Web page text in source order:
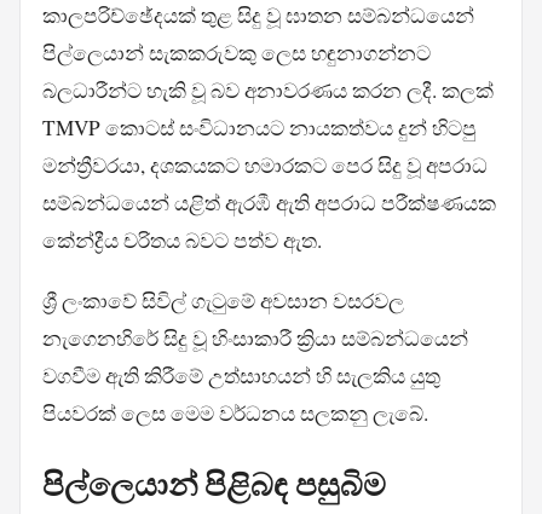
කාලපරිච්ඡේදයක් තුළ සිදු වූ ඝාතන සම්බන්ධයෙන්
පිල්ලෙයාන් සැකකරුවකු ලෙස හඳුනාගන්නට
බලධාරීන්ට හැකි වූ බව අනාවරණය කරන ලදී. කලක්
TMVP කොටස් සංවිධානයට නායකත්වය දුන් හිටපු
මන්ත්‍රීවරයා, දශකයකට හමාරකට පෙර සිදු වූ අපරාධ
සම්බන්ධයෙන් යළිත් ඇරඹී ඇති අපරාධ පරීක්ෂණයක
කේන්ද්‍රීය චරිතය බවට පත්ව ඇත.
ශ්‍රී ලංකාවේ සිවිල් ගැටුමේ අවසාන වසරවල
නැගෙනහිරේ සිදු වූ හිංසාකාරී ක්‍රියා සම්බන්ධයෙන්
වගවීම ඇති කිරීමේ උත්සාහයන් හි සැලකිය යුතු
පියවරක් ලෙස මෙම වර්ධනය සලකනු ලැබේ.
පිල්ලෙයාන් පිළිබඳ පසුබිම